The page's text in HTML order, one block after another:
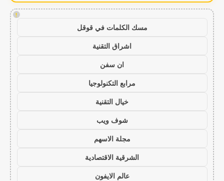
!
مسك الكلمات في قوقل
اشراق التقنية
ان سفن
مرابع التكنولوجيا
خيال التقنية
شوف ويب
مجلة الاسهم
الشرقية الاقتصادية
عالم الايفون